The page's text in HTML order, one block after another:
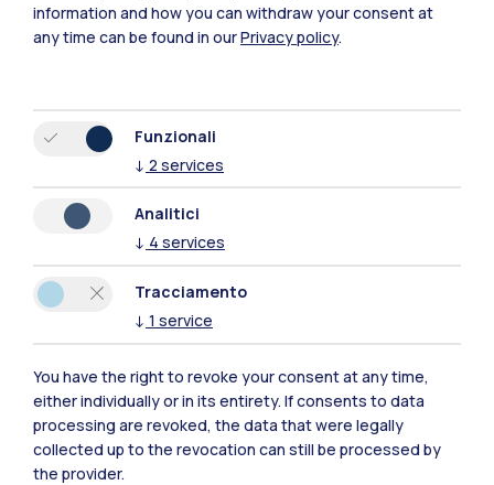
information and how you can withdraw your consent at
any time can be found in ourPrivacy policy.
Funzionali
↓ 2 services
Analitici
↓ 4 services
Tracciamento
↓ 1 service
You have the right to revoke your consent at any time,
either individually or in its entirety. If consents to data
processing are revoked, the data that were legally
collected up to the revocation can still be processed by
the provider.